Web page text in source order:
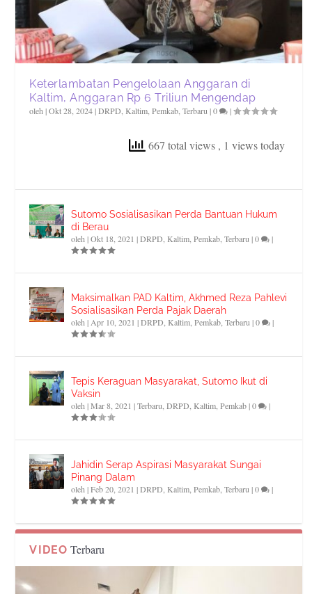
Keterlambatan Pengelolaan Anggaran di
Kaltim, Anggaran Rp 6 Triliun Mengendap
oleh|Okt 28, 2024|DRPD ,Kaltim ,Pemkab ,Terbaru |0 |
667 total views , 1 views today
Sutomo Sosialisasikan Perda Bantuan Hukum
di Berau
oleh|Okt 18, 2021 |DRPD ,Kaltim ,Pemkab ,Terbaru |0 |
Maksimalkan PAD Kaltim, Akhmed Reza Pahlevi
Sosialisasikan Perda Pajak Daerah
oleh| Apr 10, 2021 |DRPD ,Kaltim ,Pemkab ,Terbaru |0 |
Tepis Keraguan Masyarakat, Sutomo Ikut di
Vaksin
oleh|Mar 8, 2021 |Terbaru ,DRPD ,Kaltim ,Pemkab|0 |
Jahidin Serap Aspirasi Masyarakat Sungai
Pinang Dalam
oleh|Feb 20, 2021 |DRPD ,Kaltim ,Pemkab ,Terbaru |0 |
VIDEO Terbaru